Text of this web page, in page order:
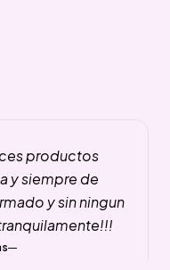
productos
y siempre de
y sin ningun